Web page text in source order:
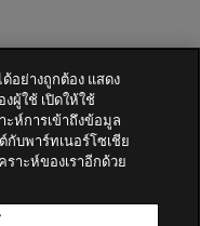
อย่างถูกต้อง แสดง
ผู้ใช้ เปิดให้ใช้
ะห์การเข้าถึงข้อมูล
กับพาร์ทเนอร์โซเชีย
าะห์ของเราอีกด้วย